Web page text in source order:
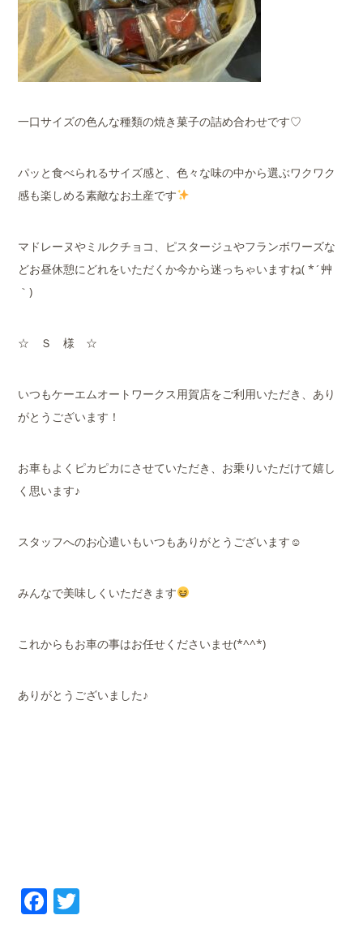
一口サイズの色んな種類の焼き菓子の詰め合わせです♡
パッと食べられるサイズ感と、色々な味の中から選ぶワクワク
感も楽しめる素敵なお土産です
マドレーヌやミルクチョコ、ピスタージュやフランボワーズな
どお昼休憩にどれをいただくか今から迷っちゃいますね( *´艸
｀)
☆ Ｓ 様 ☆
いつもケーエムオートワークス用賀店をご利用いただき、あり
がとうございます！
お車もよくピカピカにさせていただき、お乗りいただけて嬉し
く思います♪
スタッフへのお心遣いもいつもありがとうございます☺
みんなで美味しくいただきます
これからもお車の事はお任せくださいませ(*^^*)
ありがとうございました♪
Facebook